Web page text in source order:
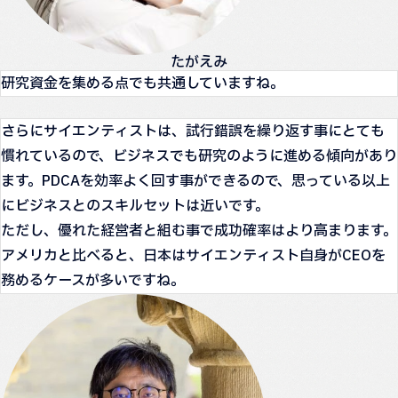
たがえみ
研究資金を集める点でも共通していますね。
さらにサイエンティストは、試行錯誤を繰り返す事にとても
慣れているので、ビジネスでも研究のように進める傾向があり
ます。PDCAを効率よく回す事ができるので、思っている以上
にビジネスとのスキルセットは近いです。
ただし、優れた経営者と組む事で成功確率はより高まります。
アメリカと比べると、日本はサイエンティスト自身がCEOを
務めるケースが多いですね。